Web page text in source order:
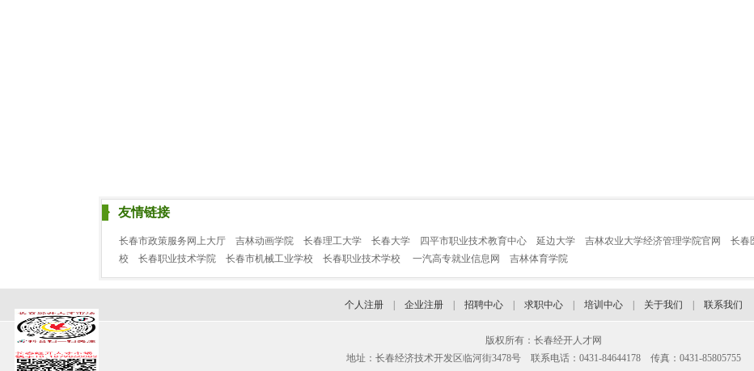
友情链接
长春市政策服务网上大厅 吉林动画学院 长春理工大学 长春大学 四平市职业技术教育中心 延边大学 吉林农业大学经济管理学院官网 长春
校
长春职业技术学院 长春市机械工业学校 长春职业技术学校 一汽高专就业信息网 吉林体育学院
个人注册 企业注册 招聘中心 求职中心 培训中心 关于我们 联系我们
版权所有：长春经开人才网
地址：长春经济技术开发区临河街3478号 联系电话：0431-84644178 传真：0431-85805755